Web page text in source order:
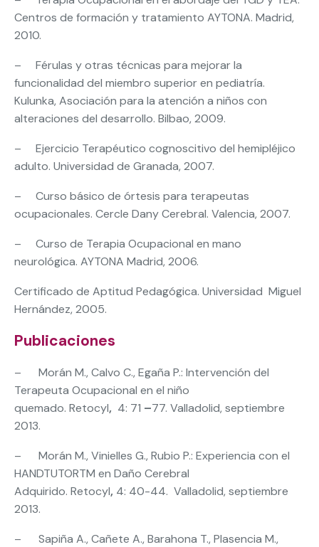
Centros de formación y tratamiento AYTONA. Madrid,
2010.
– Férulas y otras técnicas para mejorar la
funcionalidad del miembro superior en pediatría.
Kulunka, Asociación para la atención a niños con
alteraciones del desarrollo. Bilbao, 2009.
– Ejercicio Terapéutico cognoscitivo del hemipléjico
adulto. Universidad de Granada, 2007.
– Curso básico de órtesis para terapeutas
ocupacionales. Cercle Dany Cerebral. Valencia, 2007.
– Curso de Terapia Ocupacional en mano
neurológica. AYTONA Madrid, 2006.
Certificado de Aptitud Pedagógica. Universidad Miguel
Hernández, 2005.
Publicaciones
– Morán M., Calvo C., Egaña P.: Intervención del
Terapeuta Ocupacional en el niño
quemado. Retocyl, 4: 71 –77. Valladolid, septiembre
2013.
– Morán M., Vinielles G., Rubio P.: Experiencia con el
HANDTUTORTM en Daño Cerebral
Adquirido. Retocyl, 4: 40-44. Valladolid, septiembre
2013.
– Sapiña A., Cañete A., Barahona T., Plasencia M.,